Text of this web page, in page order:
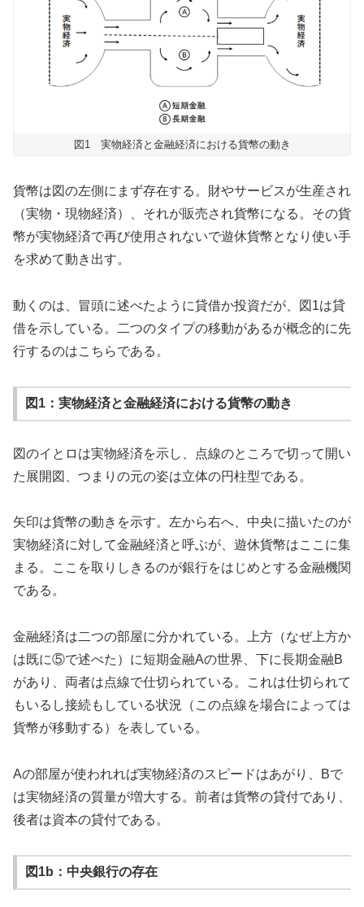
図1 実物経済と金融経済における貨幣の動き
貨幣は図の左側にまず存在する。財やサービスが生産され
（実物・現物経済）、それが販売され貨幣になる。その貨
幣が実物経済で再び使用されないで遊休貨幣となり使い手
を求めて動き出す。
動くのは、冒頭に述べたように貸借か投資だが、図1は貸
借を示している。二つのタイプの移動があるが概念的に先
行するのはこちらである。
図1：実物経済と金融経済における貨幣の動き
図のイとロは実物経済を示し、点線のところで切って開い
た展開図、つまりの元の姿は立体の円柱型である。
矢印は貨幣の動きを示す。左から右へ、中央に描いたのが
実物経済に対して金融経済と呼ぶが、遊休貨幣はここに集
まる。ここを取りしきるのが銀行をはじめとする金融機関
である。
金融経済は二つの部屋に分かれている。上方（なぜ上方か
は既に⑤で述べた）に短期金融Aの世界、下に長期金融B
があり、両者は点線で仕切られている。これは仕切られて
もいるし接続もしている状況（この点線を場合によっては
貨幣が移動する）を表している。
Aの部屋が使われれば実物経済のスピードはあがり、Bで
は実物経済の質量が増大する。前者は貨幣の貸付であり、
後者は資本の貸付である。
図1b：中央銀行の存在